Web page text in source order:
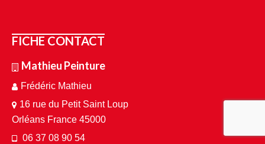
FICHE CONTACT
Mathieu Peinture
Frédéric Mathieu
16 rue du Petit Saint Loup
Orléans France 45000
06 37 08 90 54